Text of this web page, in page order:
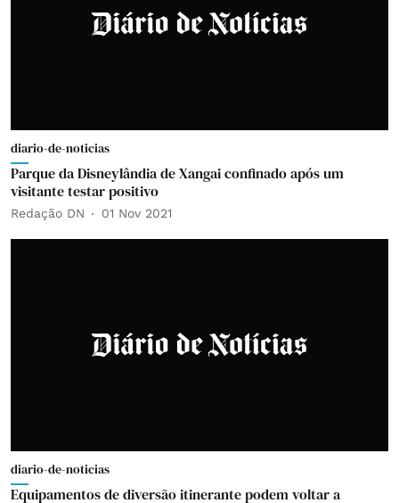
diario-de-noticias
Parque da Disneylândia de Xangai confinado após um
visitante testar positivo
Redação DN 01 Nov 2021
diario-de-noticias
Equipamentos de diversão itinerante podem voltar a